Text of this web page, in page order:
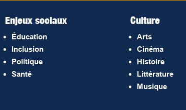
Enjeux sociaux
Éducation
Inclusion
Politique
Santé
Culture
Arts
Cinéma
Histoire
Littérature
Musique